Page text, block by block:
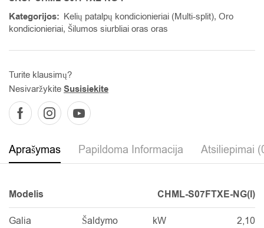
Kategorijos: Kelių patalpų kondicionieriai (Multi-split), Oro
kondicionieriai, Šilumos siurbliai oras oras
Turite klausimų?
Nesivaržykite Susisiekite
Aprašymas Papildoma Informacija Atsiliepimai
Modelis CHML-S07FTXE-NG(I)
Galia Šaldymo kW 2,10